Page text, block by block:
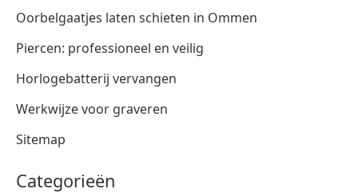
Oorbelgaatjes laten schieten in Ommen
Piercen: professioneel en veilig
Horlogebatterij vervangen
Werkwijze voor graveren
Sitemap
Categorieën